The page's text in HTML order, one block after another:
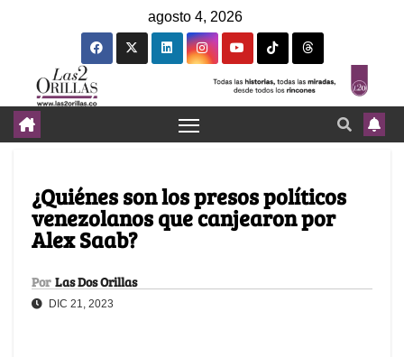
agosto 4, 2026
¿Quiénes son los presos políticos
venezolanos que canjearon por
Alex Saab?
Por Las Dos Orillas
DIC 21, 2023